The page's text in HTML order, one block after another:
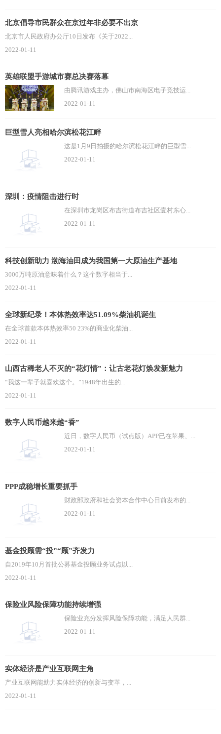
北京倡导市民群众在京过年非必要不出京
北京市人民政府办公厅10日发布《关于2022...
2022-01-11
英雄联盟手游城市赛总决赛落幕
由腾讯游戏主办，佛山市南海区电子竞技运...
2022-01-11
巨型雪人亮相哈尔滨松花江畔
这是1月9日拍摄的哈尔滨松花江畔的巨型雪...
2022-01-11
深圳：疫情阻击进行时
在深圳市龙岗区布吉街道布吉社区壹村东心...
2022-01-11
科技创新助力 渤海油田成为我国第一大原油生产基地
3000万吨原油意味着什么？这个数字相当于...
2022-01-11
全球新纪录！本体热效率达51.09%柴油机诞生
在全球首款本体热效率50 23%的商业化柴油...
2022-01-11
山西古稀老人不灭的“花灯情”：让古老花灯焕发新魅力
“我这一辈子就喜欢这个。”1948年出生的...
2022-01-11
数字人民币越来越“香”
近日，数字人民币（试点版）APP已在苹果、...
2022-01-11
PPP成稳增长重要抓手
财政部政府和社会资本合作中心日前发布的...
2022-01-11
基金投顾需“投”“顾”齐发力
自2019年10月首批公募基金投顾业务试点以...
2022-01-11
保险业风险保障功能持续增强
保险业充分发挥风险保障功能，满足人民群...
2022-01-11
实体经济是产业互联网主角
产业互联网能助力实体经济的创新与变革，...
2022-01-11